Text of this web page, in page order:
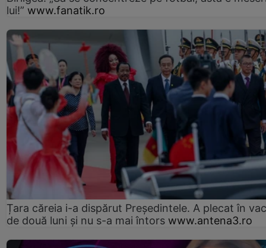
lui!” www.fanatik.ro
Țara căreia i-a dispărut Președintele. A plecat în
de două luni și nu s-a mai întors www.antena3.ro